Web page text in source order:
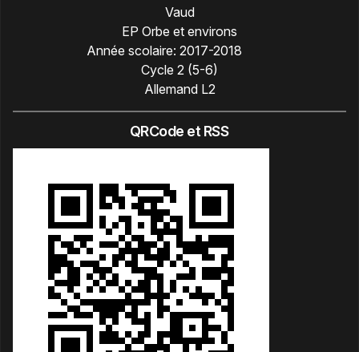
Vaud
EP Orbe et environs
Année scolaire: 2017-2018
Cycle 2 (5-6)
Allemand L2
QRCode et RSS